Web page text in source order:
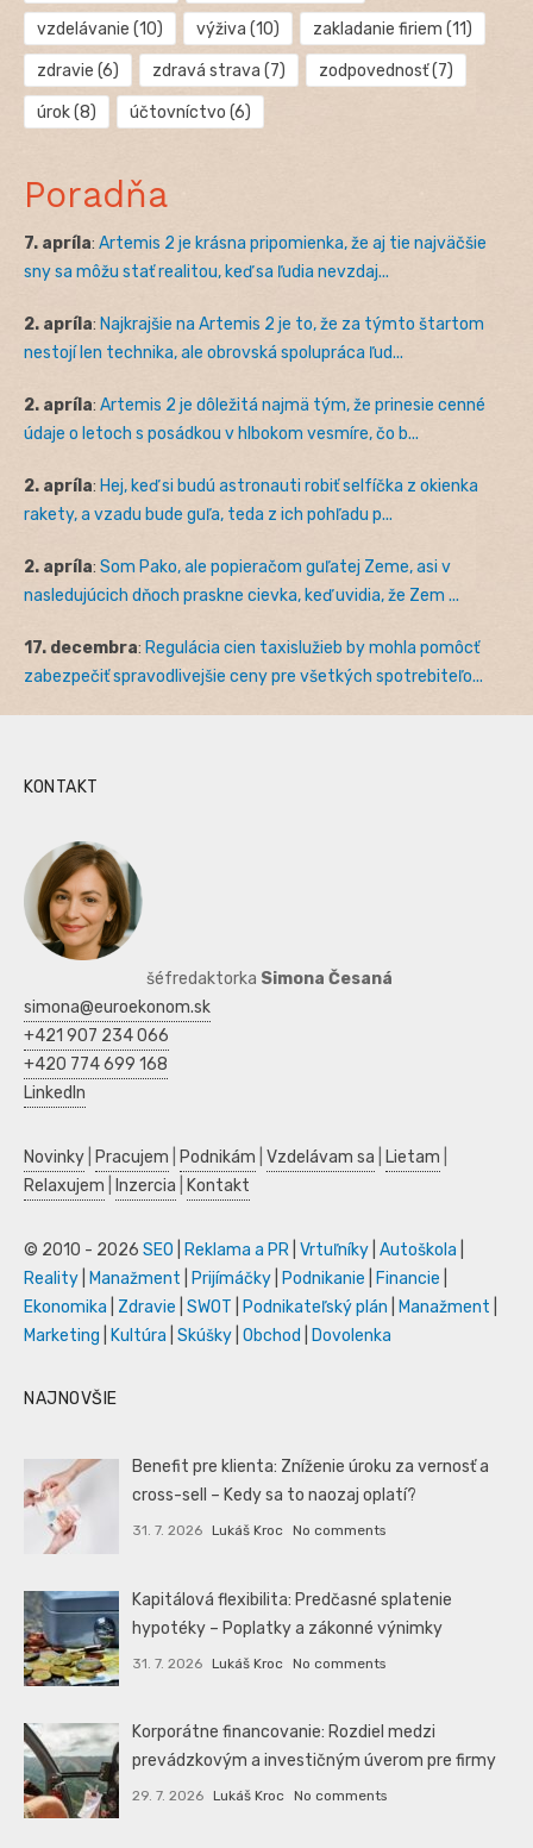
vzdelávanie (10) výživa (10) zakladanie firiem (11)
zdravie (6) zdravá strava (7) zodpovednosť(7)
úrok(8) účtovníctvo (6)
Poradňa
7. apríla: Artemis 2 je krásna pripomienka, že aj tie najväčšie
sny sa môžu stať realitou, keď sa ľudia nevzdaj...
2. apríla: Najkrajšie na Artemis 2 je to, že za týmto štartom
nestojí len technika, ale obrovská spolupráca ľud...
2. apríla: Artemis 2 je dôležitá najmä tým, že prinesie cenné
údaje o letoch s posádkou v hlbokom vesmíre, čo b...
2. apríla: Hej, keď si budú astronauti robiť selfíčka z okienka
rakety, a vzadu bude guľa, teda z ich pohľadu p...
2. apríla: Som Pako, ale popieračom guľatej Zeme, asi v
nasledujúcich dňoch praskne cievka, keď uvidia, že Zem ...
17. decembra: Regulácia cien taxislužieb by mohla pomôcť
zabezpečiť spravodlivejšie ceny pre všetkých spotrebiteľo...
KONTAKT
šéfredaktorka Simona Česaná
simona@euroekonom.sk
+421 907 234 066
+420 774 699 168
LinkedIn
Novinky Pracujem Podnikám Vzdelávam sa Lietam
Relaxujem
Inzercia Kontakt
© 2010 - 2026 SEO Reklama a PR Vrtuľníky Autoškola
Reality
Manažment Prijímáčky Podnikanie Financie
Ekonomika
Zdravie SWOT Podnikateľský plán Manažment
Marketing
Kultúra Skúšky Obchod Dovolenka
NAJNOVŠIE
Benefit pre klienta: Zníženie úroku za vernosť a
cross-sell – Kedy sa to naozaj oplatí?
31. 7. 2026 Lukáš Kroc No comments
Kapitálová flexibilita: Predčasné splatenie
hypotéky – Poplatky a zákonné výnimky
31. 7. 2026 Lukáš Kroc No comments
Korporátne financovanie: Rozdiel medzi
prevádzkovým a investičným úverom pre firmy
29. 7. 2026 Lukáš Kroc No comments